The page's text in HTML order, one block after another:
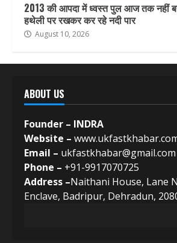
2013 की आपदा में ध्वस्त पुल आज तक नहीं
हथेली पर रखकर कर रहे नदी पार
August 10, 2026
ABOUT US
Founder – INDRA
Website –
Email – ukfastkhabar@gmail.com
Phone – +91-9917070725
Address –Naithani House, Lane
Enclave, Badripur, Dehradun,